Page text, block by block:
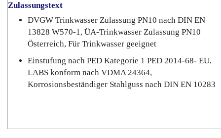
Zulassungstext
DVGW Trinkwasser Zulassung PN10 nach DIN EN
13828 W570-1, ÜA-Trinkwasser Zulassung PN10
Österreich, Für Trinkwasser geeignet
Einstufung nach PED Kategorie 1 PED 2014-68- EU,
LABS konform nach VDMA 24364,
Korrosionsbeständiger Stahlguss nach DIN EN 10283